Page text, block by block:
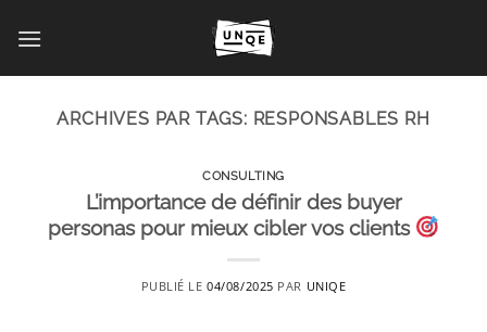
au
ARCHIVES PAR TAGS: RESPONSABLES RH
CONSULTING
L’importance de définir des buyer
personas pour mieux cibler vos clients
PUBLIÉ LE04/08/2025 PAR UNIQE